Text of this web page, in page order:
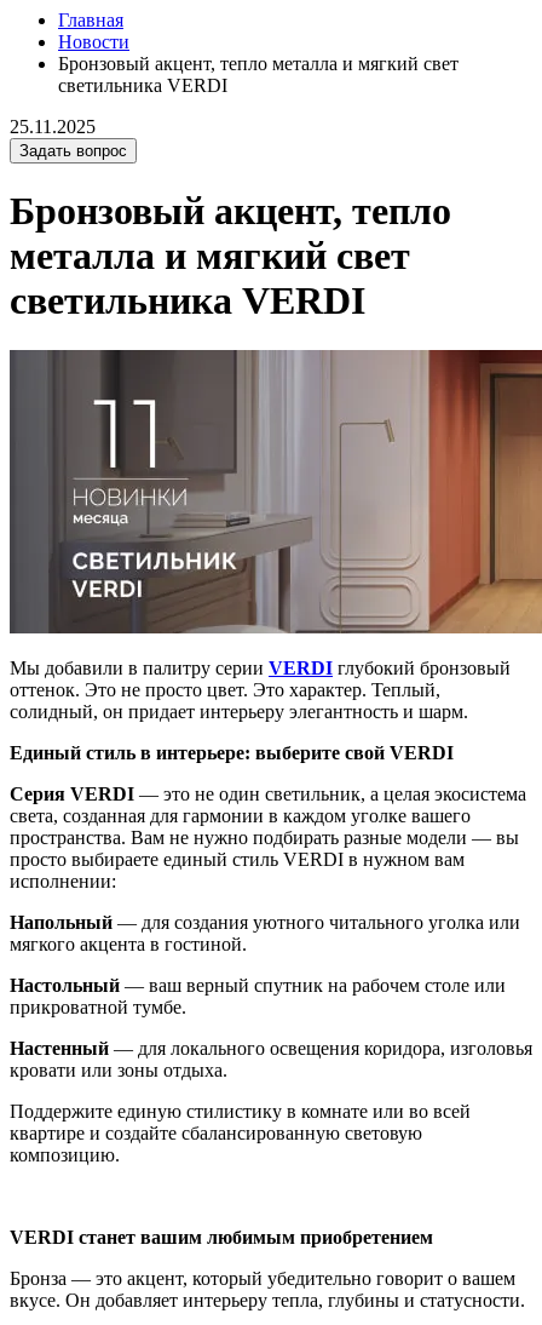
Главная
Новости
Бронзовый акцент, тепло металла и мягкий свет
светильника VERDI
25.11.2025
Задать вопрос
Бронзовый акцент, тепло
металла и мягкий свет
светильника VERDI
Мы добавили в палитру серии VERDI глубокий бронзовый
оттенок. Это не просто цвет. Это характер. Теплый,
солидный, он придает интерьеру элегантность и шарм.
Единый стиль в интерьере: выберите свой VERDI
Серия VERDI — это не один светильник, а целая экосистема
света, созданная для гармонии в каждом уголке вашего
пространства. Вам не нужно подбирать разные модели — вы
просто выбираете единый стиль VERDI в нужном вам
исполнении:
Напольный — для создания уютного читального уголка или
мягкого акцента в гостиной.
Настольный — ваш верный спутник на рабочем столе или
прикроватной тумбе.
Настенный — для локального освещения коридора, изголовья
кровати или зоны отдыха.
Поддержите единую стилистику в комнате или во всей
квартире и создайте сбалансированную световую
композицию.
VERDI станет вашим любимым приобретением
Бронза — это акцент, который убедительно говорит о вашем
вкусе. Он добавляет интерьеру тепла, глубины и статусности.